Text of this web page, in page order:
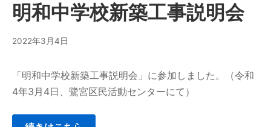
明和中学校新築工事説明会
2022年3月4日
「明和中学校新築工事説明会」に参加しました。（令和
4年3月4日、鷺宮区民活動センターにて）